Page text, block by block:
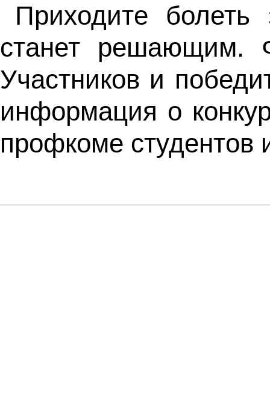
Приходите
станет решающим.
Участников и
информация о
профкоме студентов